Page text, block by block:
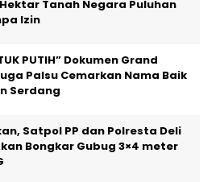
Tanah Negara Puluhan
Izin
PUTIH” Dokumen Grand
Palsu Cemarkan Nama Baik
Serdang
Satpol PP dan Polresta Deli
Bongkar Gubug 3×4 meter